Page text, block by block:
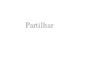
Partilhar